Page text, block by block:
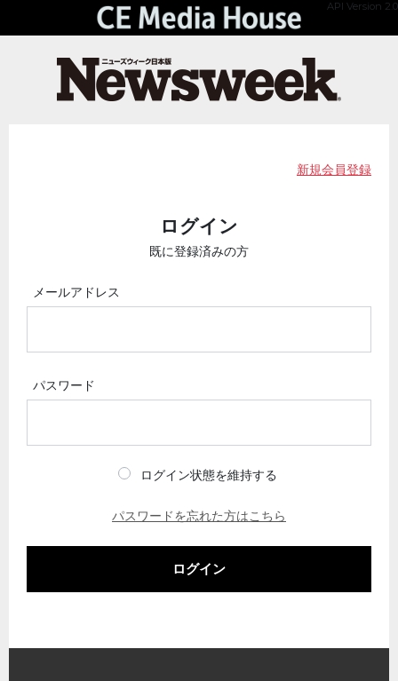
API Version 2.0
新規会員登録
ログイン
既に登録済みの方
メールアドレス
パスワード
ログイン状態を維持する
パスワードを忘れた方はこちら
ログイン